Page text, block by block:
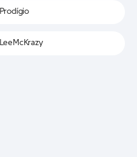
Prodígio
LeeMcKrazy